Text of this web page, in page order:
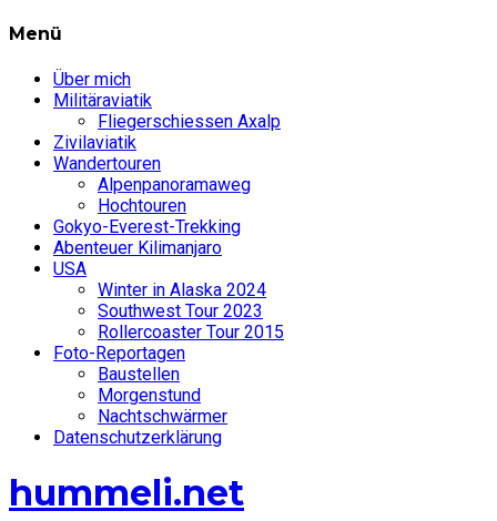
Menü
Über mich
Militäraviatik
Fliegerschiessen Axalp
Zivilaviatik
Wandertouren
Alpenpanoramaweg
Hochtouren
Gokyo-Everest-Trekking
Abenteuer Kilimanjaro
USA
Winter in Alaska 2024
Southwest Tour 2023
Rollercoaster Tour 2015
Foto-Reportagen
Baustellen
Morgenstund
Nachtschwärmer
Datenschutzerklärung
hummeli.net